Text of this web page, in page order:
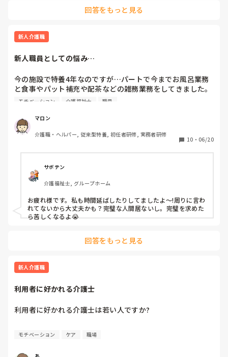
試用期間終わってからは、毎月5項目書かれた問いに対して、
価は厳しいですね。
内容は、接遇（職員、家族様、利用者様に対しての接し方）、
供、尿路感染が塞げているか等ですね。
回答をもっと見る
新人介護職
新人職員としての悩み…
今の施設で特養4年なのですが…パートで今までお風呂業務
と食事やパット補充や配茶などの雑務業務をしてきました。
たり、不規則勤務を6月から始めたのですが…
早出業務は慣れたかも？遅出業務は、服薬とご飯とかで押し
どっちも自分の中でちゃんも出来てるのかも分かりません…
最近、遅出の独り立ちが1回のみ…
唯一の救いが名前と顔が一致してる事と排泄、移乗が出来る
ことです
パニック状態みたいになって動きが遅いです。
毎日お腹も痛ければ、気持ちも焦りや不安でいっぱいいっぱ
こんな職員居てるのでしょうか…
モチベーション 介護福祉士 職員
マロン
介護職・ヘルパー, 従来型特養, 初任者研修, 実務者研修
10 ・ 06/20
サボテン
介護福祉士, グループホーム
お疲れ様です。私も時間延ばしたりしてましたよ～!周りに言わ
れてないから大丈夫かも？完璧な人間居ないし。完璧を求めた
ら苦しくなるよ😭
回答をもっと見る
新人介護職
利用者に好かれる介護士
利用者に好かれる介護士は若い人ですか?
モチベーション ケア 職場